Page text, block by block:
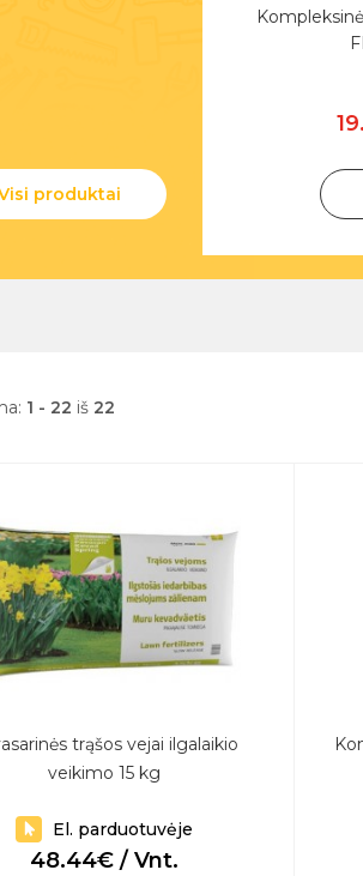
produktai
1 - 22 iš 22
trąšos vejai ilgalaikio
veikimo 15 kg
El. parduotuvėje
48.44€ / Vnt.